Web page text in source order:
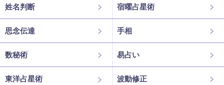
姓名判断 宿曜占星術
思念伝達 手相
数秘術 易占い
東洋占星術 波動修正